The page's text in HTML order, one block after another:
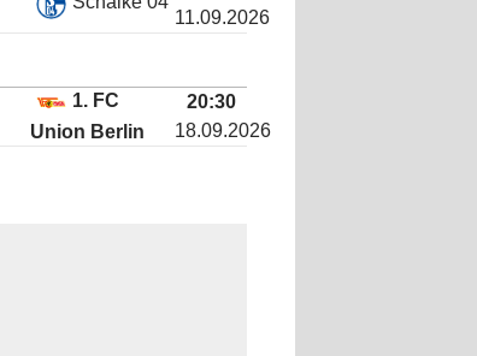
11.09.2026
1. FC
Union Berlin
20:30
18.09.2026